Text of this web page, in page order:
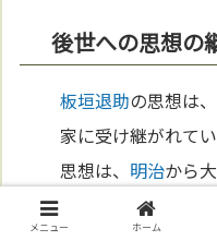
後世への思想の
板垣退助の思想は
家に受け継がれて
思想は、 明治から
運動に大きな影響
メニュー ホーム